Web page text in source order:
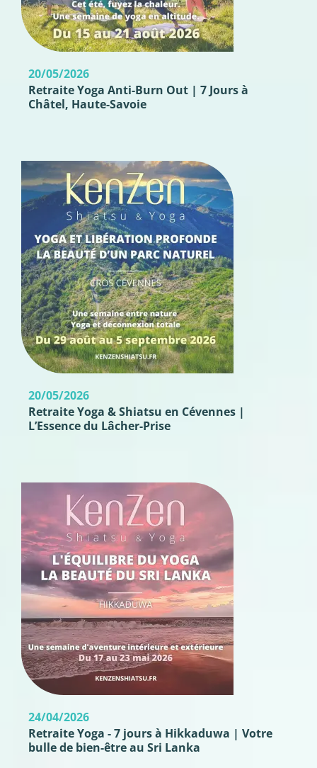
20/05/2026
Retraite Yoga Anti-Burn Out | 7 Jours à
Châtel, Haute-Savoie
20/05/2026
Retraite Yoga & Shiatsu en Cévennes |
L’Essence du Lâcher-Prise
24/04/2026
Retraite Yoga - 7 jours à Hikkaduwa | Votre
bulle de bien-être au Sri Lanka